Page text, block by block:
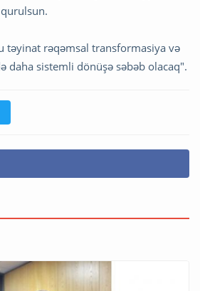
təyinat rəqəmsal transformasiya və
daha sistemli dönüşə səbəb olacaq".